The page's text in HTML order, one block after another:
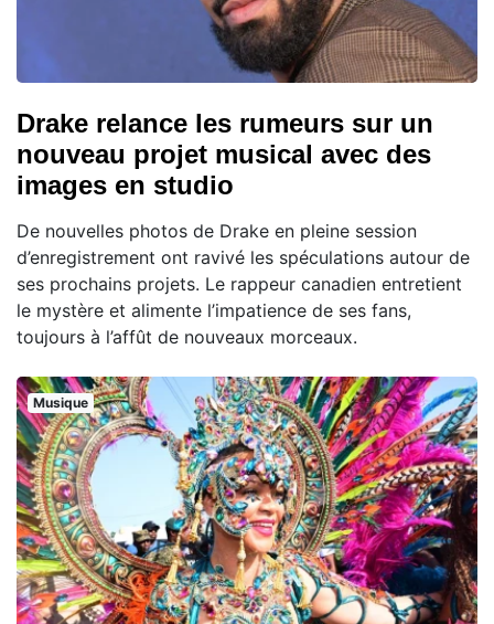
Drake relance les rumeurs sur un
nouveau projet musical avec des
images en studio
De nouvelles photos de Drake en pleine session
d’enregistrement ont ravivé les spéculations autour de
ses prochains projets. Le rappeur canadien entretient
le mystère et alimente l’impatience de ses fans,
toujours à l’affût de nouveaux morceaux.
Musique